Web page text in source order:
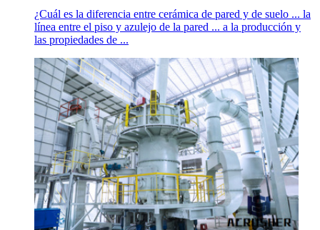
¿Cuál es la diferencia entre cerámica de pared y de suelo ... la
línea entre el piso y azulejo de la pared ... a la producción y
las propiedades de ...